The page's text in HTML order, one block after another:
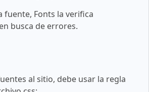
fuente, Fonts la verifica
busca de errores.
al sitio, debe usar la regla